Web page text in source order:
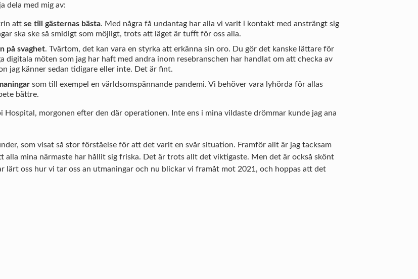
dela med mig av:
att se till gästernas bästa. Med några få undantag har alla vi varit i kontakt med ansträngt sig
ska ske så smidigt som möjligt, trots att läget är tufft för oss alla.
på svaghet. Tvärtom, det kan vara en styrka att erkänna sin oro. Du gör det kanske lättare för
digitala möten som jag har haft med andra inom resebranschen har handlat om att checka av
jag känner sedan tidigare eller inte. Det är fint.
som till exempel en världsomspännande pandemi. Vi behöver vara lyhörda för allas
bättre.
Hospital, morgonen efter den där operationen. Inte ens i mina vildaste drömmar kunde jag ana
som visat så stor förståelse för att det varit en svår situation. Framför allt är jag tacksam
mina närmaste har hållit sig friska. Det är trots allt det viktigaste. Men det är också skönt
lärt oss hur vi tar oss an utmaningar och nu blickar vi framåt mot 2021, och hoppas att det